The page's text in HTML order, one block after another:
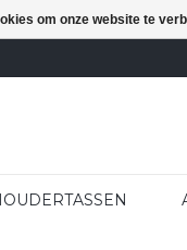
om onze website te